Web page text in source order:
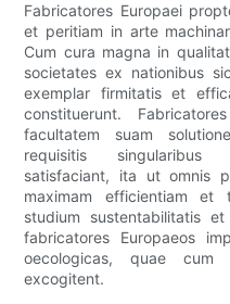
Fabricatores Europaei
et peritiam in arte
Cum cura magna in
societates ex nationibus
exemplar firmitatis et
constituerunt.
facultatem suam
requisitis singularibus
satisfaciant, ita ut omnis
maximam efficientiam et
studium sustentabilitatis
fabricatores Europaeos
oecologicas, quae cum
excogitent.